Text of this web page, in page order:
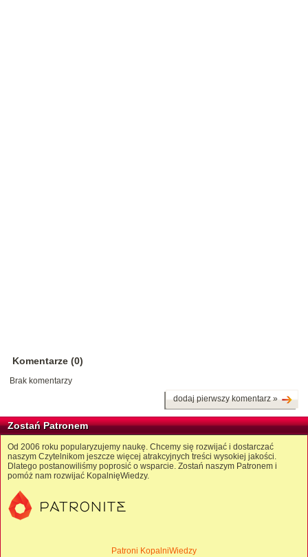
Komentarze (0)
Brak komentarzy
dodaj pierwszy komentarz »
Zostań Patronem
Od 2006 roku popularyzujemy naukę. Chcemy się rozwijać i dostarczać
naszym Czytelnikom jeszcze więcej atrakcyjnych treści wysokiej jakości.
Dlatego postanowiliśmy poprosić o wsparcie. Zostań naszym Patronem i
pomóż nam rozwijać KopalnięWiedzy.
Patroni KopalniWiedzy